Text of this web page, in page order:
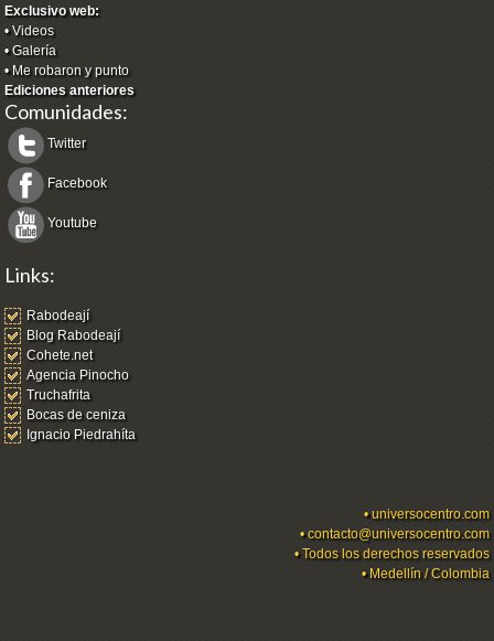
Exclusivo web:
•Videos
•Galería
•Me robaron y punto
Ediciones anteriores
Comunidades:
Twitter
Facebook
Youtube
Links:
Rabodeají
Blog Rabodeají
Cohete.net
Agencia Pinocho
Truchafrita
Bocas de ceniza
Ignacio Piedrahíta
•universocentro.com
•contacto@universocentro.com
• Todos los derechos reservados
• Medellín / Colombia